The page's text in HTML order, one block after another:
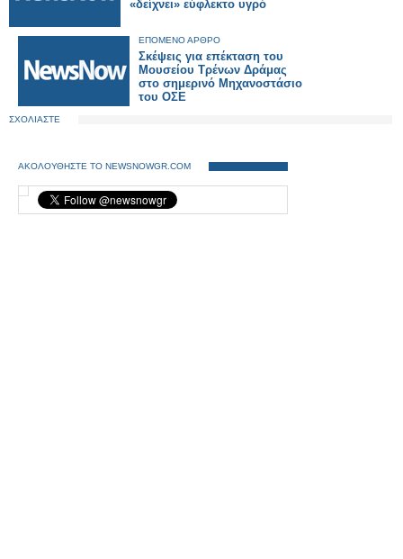
«δείχνει» εύφλεκτο υγρό
ΕΠΟΜΕΝΟ ΑΡΘΡΟ
Σκέψεις για επέκταση του
Μουσείου Τρένων Δράμας
στο σημερινό Μηχανοστάσιο
του ΟΣΕ
ΣΧΟΛΙΑΣΤΕ
ΑΚΟΛΟΥΘΗΣΤΕ ΤΟ NEWSNOWGR.COM